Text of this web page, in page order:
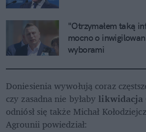
"Otrzymałem taką
mocno o
wyborami
Doniesienia wywołują coraz
czy zasadna nie byłaby likwidacja
odniósł się także Michał
Agrounii powiedział: